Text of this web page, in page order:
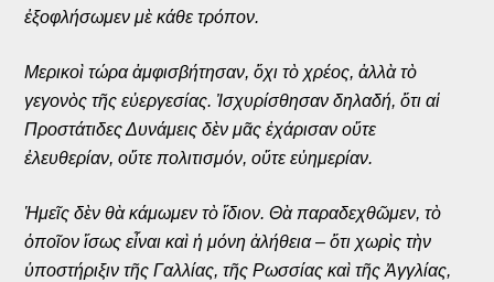
ἐξοφλήσωμεν μὲ κάθε τρόπον.
Μερικοὶ τώρα ἀμφισβήτησαν, ὄχι τὸ χρέος, ἀλλὰ τὸ
γεγονὸς τῆς εὐεργεσίας. Ἰσχυρίσθησαν δηλαδή, ὅτι αἱ
Προστάτιδες Δυνάμεις δὲν μᾶς ἐχάρισαν οὔτε
ἐλευθερίαν, οὔτε πολιτισμόν, οὔτε εὐημερίαν.
Ἡμεῖς δὲν θὰ κάμωμεν τὸ ἴδιον. Θὰ παραδεχθῶμεν, τὸ
ὁποῖον ἴσως εἶναι καὶ ἡ μόνη ἀλήθεια – ὅτι χωρὶς τὴν
ὑποστήριξιν τῆς Γαλλίας, τῆς Ρωσσίας καὶ τῆς Ἀγγλίας,